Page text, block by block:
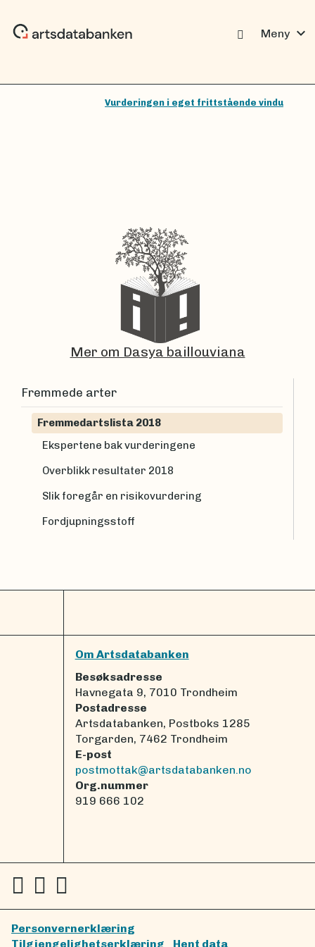
Meny expand_more
Vurderingen i eget frittstående vindu
Mer om Dasya baillouviana
Fremmede arter
Fremmedartslista 2018
Ekspertene bak vurderingene
Overblikk resultater 2018
Slik foregår en risikovurdering
Fordjupningsstoff
Om Artsdatabanken
Besøksadresse
Havnegata 9, 7010 Trondheim
Postadresse
Artsdatabanken, Postboks 1285
Torgarden, 7462 Trondheim
E-post
postmottak@artsdatabanken.no
Org.nummer
919 666 102
Personvernerklæring
Tilgjengelighetserklæring
Hent data